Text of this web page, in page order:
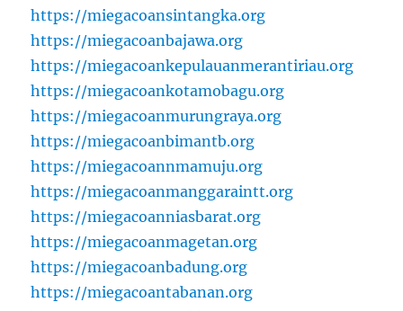
https://miegacoansintangka.org
https://miegacoanbajawa.org
https://miegacoankepulauanmerantiriau.org
https://miegacoankotamobagu.org
https://miegacoanmurungraya.org
https://miegacoanbimantb.org
https://miegacoannmamuju.org
https://miegacoanmanggaraintt.org
https://miegacoanniasbarat.org
https://miegacoanmagetan.org
https://miegacoanbadung.org
https://miegacoantabanan.org